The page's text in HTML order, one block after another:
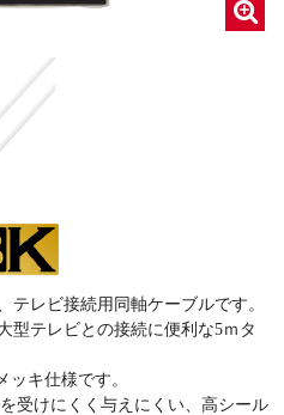
テレビ接続用同軸ケーブルです。
型テレビとの接続に便利な5ｍタ
キ仕様です。
受けにくく与えにくい、高シール